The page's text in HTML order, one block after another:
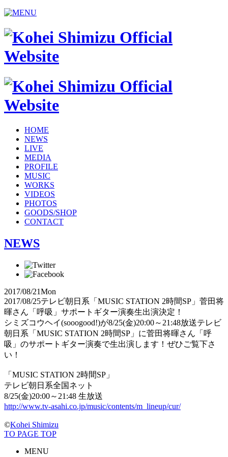
HOME
NEWS
LIVE
MEDIA
PROFILE
MUSIC
WORKS
VIDEOS
PHOTOS
GOODS/SHOP
CONTACT
NEWS
2017/08/21Mon
2017/08/25テレビ朝日系「MUSIC STATION 2時間SP」菅田将
暉さん「呼吸」サポートギター演奏生出演決定！
シミズコウヘイ(sooogood!)が8/25(金)20:00～21:48放送テレビ
朝日系「MUSIC STATION 2時間SP」に菅田将暉さん「呼
吸」のサポートギター演奏で生出演します！ぜひご覧下さ
い！
「MUSIC STATION 2時間SP」
テレビ朝日系全国ネット
8/25(金)20:00～21:48 生放送
http://www.tv-asahi.co.jp/music/contents/m_lineup/cur/
©Kohei Shimizu
TO PAGE TOP
MENU